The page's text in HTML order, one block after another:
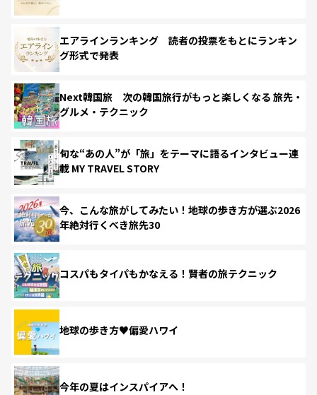
エアラインランキング 読者の投票をもとにランキン
グ形式で発表
Next韓国旅 次の韓国旅行がもっと楽しくなる 旅先・
グルメ・テクニック
旬な“あの人”が「旅」をテーマに語るインタビュー連
載 MY TRAVEL STORY
今、こんな旅がしてみたい！地球の歩き方が選ぶ2026
年絶対行くべき旅先30
コスパもタイパもかなえる！賢者の旅テクニック
地球の歩き方♥偏愛ハワイ
今年の夏はインスパイアへ！